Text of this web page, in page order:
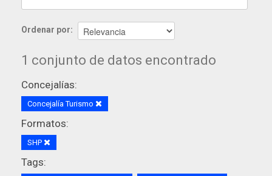
Ordenar por
1 conjunto de datos encontrado
Concejalías:
Concejalía Turismo
Formatos:
SHP
Tags: